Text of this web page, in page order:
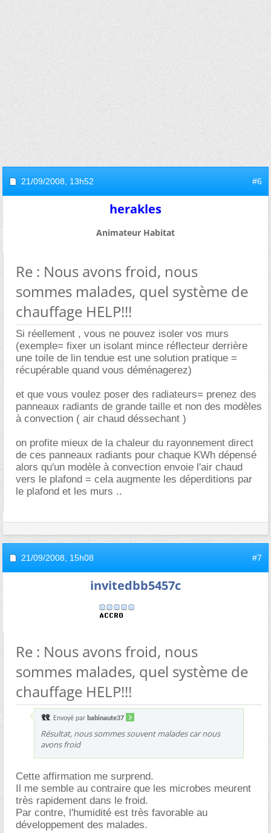
21/09/2008, 13h52 #6
herakles
Animateur Habitat
Re : Nous avons froid, nous
sommes malades, quel système de
chauffage HELP!!!
Si réellement , vous ne pouvez isoler vos murs
(exemple= fixer un isolant mince réflecteur derrière
une toile de lin tendue est une solution pratique =
récupérable quand vous déménagerez)
et que vous voulez poser des radiateurs= prenez des
panneaux radiants de grande taille et non des modèles
à convection ( air chaud déssechant )
on profite mieux de la chaleur du rayonnement direct
de ces panneaux radiants pour chaque KWh dépensé
alors qu'un modèle à convection envoie l'air chaud
vers le plafond = cela augmente les déperditions par
le plafond et les murs ..
21/09/2008, 15h08 #7
invitedbb5457c
Re : Nous avons froid, nous
sommes malades, quel système de
chauffage HELP!!!
Envoyé par babinaute37
Résultat, nous sommes souvent malades car nous
avons froid
Cette affirmation me surprend.
Il me semble au contraire que les microbes meurent
très rapidement dans le froid.
Par contre, l'humidité est très favorable au
développement des malades.